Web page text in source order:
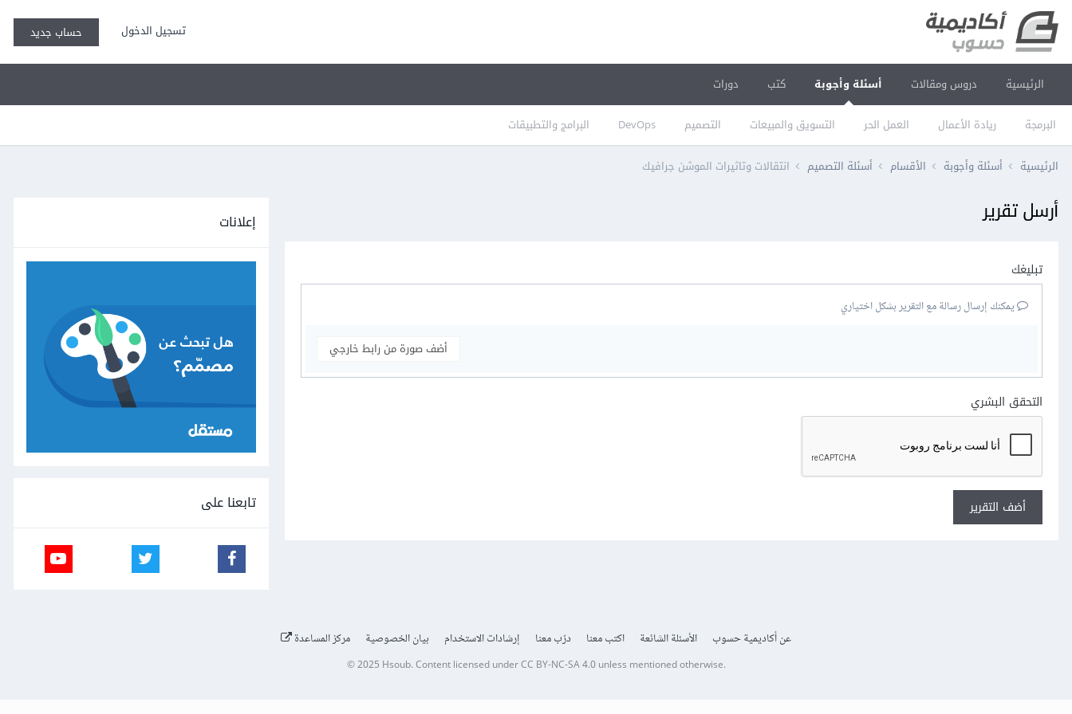
تسجيل الدخول حساب جديد
الرئيسية دروس ومقالات أسئلة وأجوبة
البرمجة ريادة الأعمال العمل الحر التسويق والمبيعات التصميم DevOps البرامج والتطبيقات
كتب دورات
الرئيسية أسئلة وأجوبة الأقسام أسئلة التصميم انتقالات وتاثيرات الموشن جرافيك
أرسل تقرير
تبليغك
يمكنك إرسال رسالة مع التقرير بشكل اختياري
أضف صورة من رابط خارجي
التحقق البشري
أضف التقرير
إعلانات
تابعنا على
عن أكاديمية حسوب الأسئلة الشائعة اكتب معنا درّب معنا إرشادات الاستخدام بيان الخصوصية مركز المساعدة
© 2025 Hsoub.Content licensed underCC BY-NC-SA 4.0unless mentioned otherwise.